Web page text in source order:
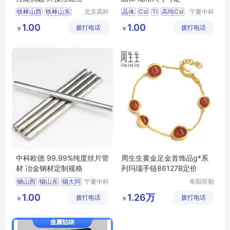
铁棒山西 铁棒山东
铁棒合肥
北京高科
技有限公
￥ 1.00 拨打电话
晶体 CsI TI 高纯CsI
宁夏中科
有限公司
￥ 1.00 拨打电话
中科欧德 99.99%纯度丝片管
材 冶金钢材定制规格
铟山西 铟山东 铟大同 宁夏中科
有限公司
￥ 1.00 拨打电话
周生生黄金足金首饰品g*系
列玛瑙手链86127B定价
阜阳菲勒
公司
￥ 1.26万 拨打电话